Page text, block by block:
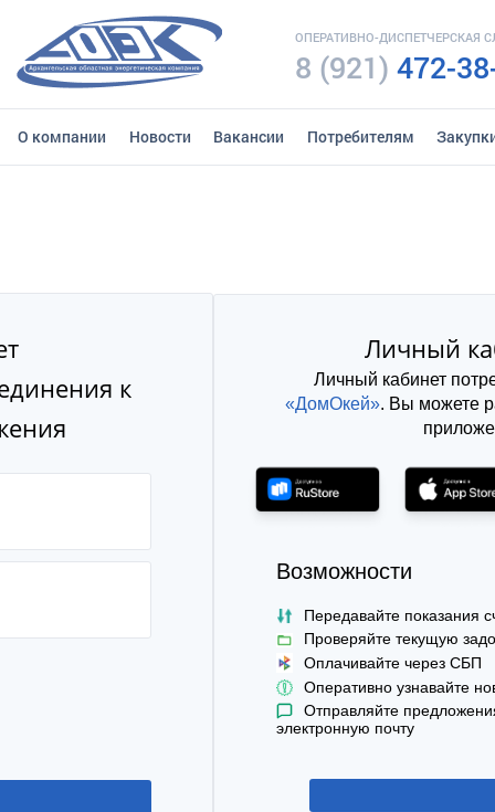
ОПЕРАТИВНО-ДИСПЕТЧЕРСКАЯ
8 (921) 472-
О компании Новости Вакансии Потребителям
к
Личный
Личный кабинет
«ДомОкей». Вы можете
Возможности
Передавайте показания
Проверяйте текущую
Оплачивайте через СБП
Оперативно узнавайте
Отправляйте
электронную почту